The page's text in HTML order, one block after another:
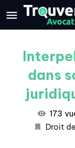
dans
173
Droit